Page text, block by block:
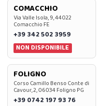
COMACCHIO
Via Valle Isola, 9, 44022
Comacchio FE
+39 342 502 3959
NON DISPONIBILE
FOLIGNO
Corso Camillo Benso Conte di
Cavour, 2, 06034 Foligno PG
+39 0742 197 93 76